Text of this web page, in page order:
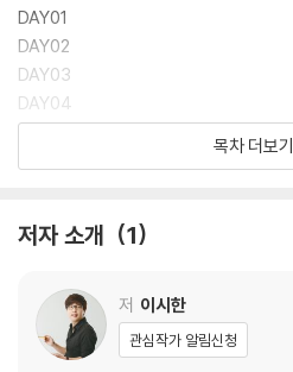
DAY01
DAY02
DAY03
DAY04
DAY05
DAY09
DAY11
DAY12
DAY13
목차 더보기
저자 소개 1
저 이시한
관심작가 알림신청